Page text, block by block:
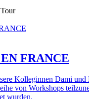
FRANCE
Kolleginnen Dami und
von Workshops
wurden.